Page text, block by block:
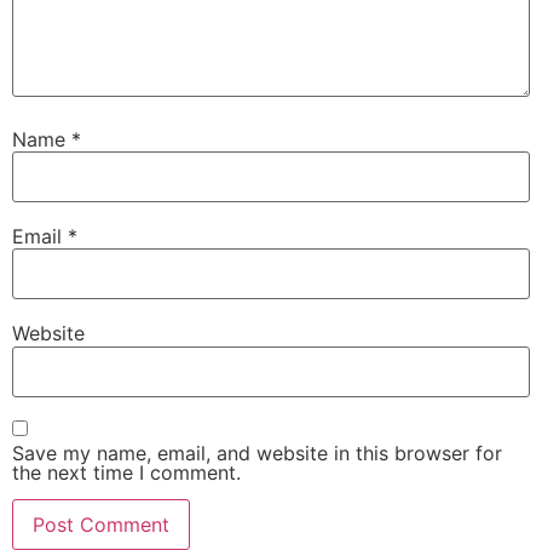
Name *
Email *
Website
Save my name, email, and website in this browser for
the next time I comment.